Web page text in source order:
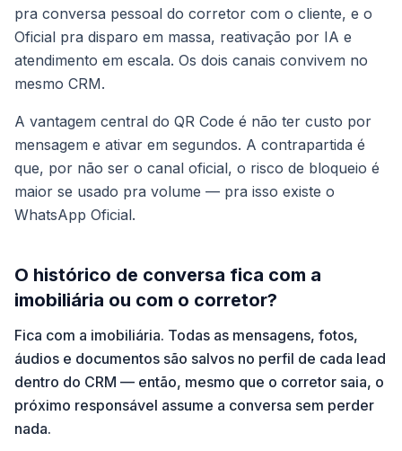
pra conversa pessoal do corretor com o cliente, e o
Oficial pra disparo em massa, reativação por IA e
atendimento em escala. Os dois canais convivem no
mesmo CRM.
A vantagem central do QR Code é não ter custo por
mensagem e ativar em segundos. A contrapartida é
que, por não ser o canal oficial, o risco de bloqueio é
maior se usado pra volume — pra isso existe o
WhatsApp Oficial.
O histórico de conversa fica com a
imobiliária ou com o corretor?
Fica com a imobiliária. Todas as mensagens, fotos,
áudios e documentos são salvos no perfil de cada lead
dentro do CRM — então, mesmo que o corretor saia, o
próximo responsável assume a conversa sem perder
nada.